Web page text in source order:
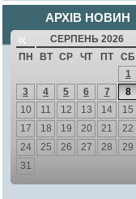
АРХІВ НОВИН
« СЕРПЕНЬ 2026
ПН ВТ СР ЧТ ПТ СБ
1
3
4 5 6 7 8
10
11 12 13 14 15
17
18 19 20 21 22
24
25 26 27 28 29
31